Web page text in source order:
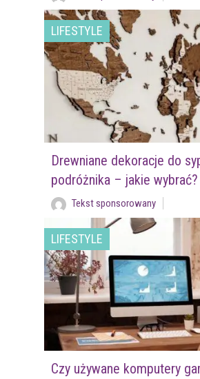
LIFESTYLE
Drewniane dekoracje do
podróżnika – jakie wybrać?
Tekst sponsorowany
LIFESTYLE
Czy używane komputery